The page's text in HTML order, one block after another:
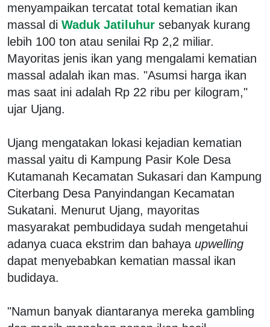
menyampaikan tercatat total kematian ikan
massal di Waduk Jatiluhur sebanyak kurang
lebih 100 ton atau senilai Rp 2,2 miliar.
Mayoritas jenis ikan yang mengalami kematian
massal adalah ikan mas. "Asumsi harga ikan
mas saat ini adalah Rp 22 ribu per kilogram,"
ujar Ujang.
Ujang mengatakan lokasi kejadian kematian
massal yaitu di Kampung Pasir Kole Desa
Kutamanah Kecamatan Sukasari dan Kampung
Citerbang Desa Panyindangan Kecamatan
Sukatani. Menurut Ujang, mayoritas
masyarakat pembudidaya sudah mengetahui
adanya cuaca ekstrim dan bahaya upwelling
dapat menyebabkan kematian massal ikan
budidaya.
"Namun banyak diantaranya mereka gambling